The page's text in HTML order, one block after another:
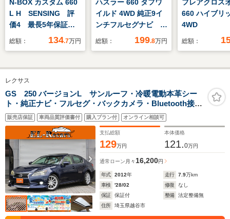
N-BOX カスタム 660
L H SENSING 評
価4 最長5年保証
ワンオ-ナ- ナビ
DVD ドラレコ シ-
トヒ-タ- ETC LED
ライト VSA アル
ミ スマ-トキ- スペ
アキ- AAC
総額： 134.7万円
ハスラー 660 タフワ
イルド 4WD 純正9イ
ンチフルセグナビ 全
方位モニター ルーフ
総額： 199.8万円
フレアクロス
660 ハイブリ
4WD
総額：
レクサス
GS 250 バージョンL サンルーフ・冷暖電動本革シー
ト・純正ナビ・フルセグ・バックカメラ・Bluetooth接
続・スマートキー・プッシュスタート・パドルシフト・
ETC・クルーズコントロール・LEDヘッドライト・フォ
グランプ・社外18AW
販売店保証 車両品質評価書付 購入プラン付 オンライン相談可
支払総額
129万円
本体価格
121.0万円
通常ローン 月々 16,200円
年式 2012年 走行 7.9万km
車検
'28/02 修復
なし
保証
保証付 整備
法定整備無
住所
埼玉県越谷市